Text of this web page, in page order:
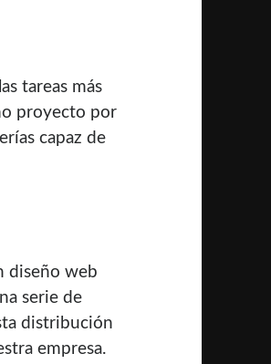
tareas más
proyecto por
capaz de
diseño web
serie de
distribución
empresa.